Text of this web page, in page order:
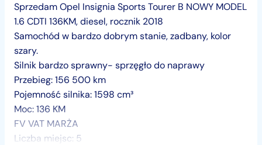
Sprzedam Opel Insignia Sports Tourer B NOWY MODEL
1.6 CDTI 136KM, diesel, rocznik 2018
Samochód w bardzo dobrym stanie, zadbany, kolor
szary.
Silnik bardzo sprawny- sprzęgło do naprawy
Przebieg: 156 500 km
Pojemność silnika: 1598 cm³
Moc: 136 KM
FV VAT MARŻA
Liczba miejsc: 5